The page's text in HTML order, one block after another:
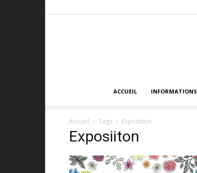
ACCUEIL INFORMATIONS
Accueil Tags Exposiiton
Exposiiton